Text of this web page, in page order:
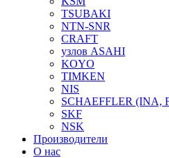
TSUBAKI
NTN-SNR
CRAFT
узлов ASAHI
KOYO
TIMKEN
NIS
SCHAEFFLER (INA,
SKF
NSK
Производители
О нас